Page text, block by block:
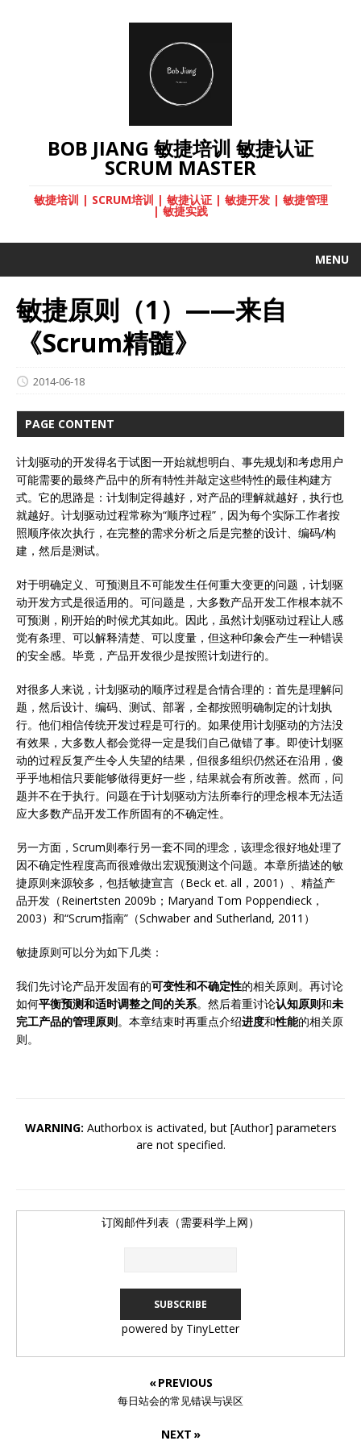
BOB JIANG 敏捷培训 敏捷认证
SCRUM MASTER
敏捷培训 | SCRUM培训 | 敏捷认证 | 敏捷开发 | 敏捷管理
| 敏捷实践
MENU
敏捷原则（1）——来自
《Scrum精髓》
2014-06-18
PAGE CONTENT
计划驱动的开发得名于试图一开始就想明白、事先规划和考虑用户
可能需要的最终产品中的所有特性并敲定这些特性的最佳构建方
式。它的思路是：计划制定得越好，对产品的理解就越好，执行也
就越好。计划驱动过程常称为“顺序过程”，因为每个实际工作者按
照顺序依次执行，在完整的需求分析之后是完整的设计、编码∕构
建，然后是测试。
对于明确定义、可预测且不可能发生任何重大变更的问题，计划驱
动开发方式是很适用的。可问题是，大多数产品开发工作根本就不
可预测，刚开始的时候尤其如此。因此，虽然计划驱动过程让人感
觉有条理、可以解释清楚、可以度量，但这种印象会产生一种错误
的安全感。毕竟，产品开发很少是按照计划进行的。
对很多人来说，计划驱动的顺序过程是合情合理的：首先是理解问
题，然后设计、编码、测试、部署，全都按照明确制定的计划执
行。他们相信传统开发过程是可行的。如果使用计划驱动的方法没
有效果，大多数人都会觉得一定是我们自己做错了事。即使计划驱
动的过程反复产生令人失望的结果，但很多组织仍然还在沿用，傻
乎乎地相信只要能够做得更好一些，结果就会有所改善。然而，问
题并不在于执行。问题在于计划驱动方法所奉行的理念根本无法适
应大多数产品开发工作所固有的不确定性。
另一方面，Scrum则奉行另一套不同的理念，该理念很好地处理了
因不确定性程度高而很难做出宏观预测这个问题。本章所描述的敏
捷原则来源较多，包括敏捷宣言（Beck et. all，2001）、精益产
品开发（Reinertsten 2009b；Maryand Tom Poppendieck，
2003）和“Scrum指南”（Schwaber and Sutherland, 2011）
敏捷原则可以分为如下几类：
我们先讨论产品开发固有的可变性和不确定性的相关原则。再讨论
如何平衡预测和适时调整之间的关系。然后着重讨论认知原则和未
完工产品的管理原则。本章结束时再重点介绍进度和性能的相关原
则。
WARNING: Authorbox is activated, but [Author] parameters
are not specified.
订阅邮件列表（需要科学上网）
powered by TinyLetter
« PREVIOUS
每日站会的常见错误与误区
NEXT »